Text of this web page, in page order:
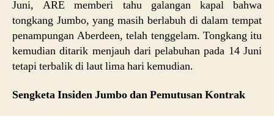
Juni, ARE memberi tahu galangan kapal bahwa
tongkang Jumbo, yang masih berlabuh di dalam tempat
penampungan Aberdeen, telah tenggelam. Tongkang itu
kemudian ditarik menjauh dari pelabuhan pada 14 Juni
tetapi terbalik di laut lima hari kemudian.
Sengketa Insiden Jumbo dan Pemutusan Kontrak